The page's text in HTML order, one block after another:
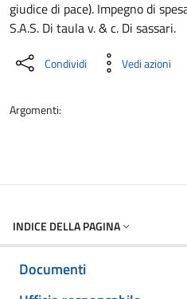
giudice di pace). Impegno di
S.A.S. Di taula v. & c. Di sassari.
Condividi Vedi azioni
Argomenti:
INDICE DELLA PAGINA
Documenti